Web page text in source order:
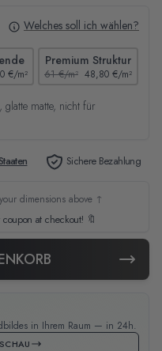
Welches soll ich wählen?
€/m²
Premium Struktur
61 €/m² 48,80 €/m²
matte, nicht für
Sichere Bezahlung
dimensions above ↑
at checkout! 🔖
in Ihrem Raum — in 24h.